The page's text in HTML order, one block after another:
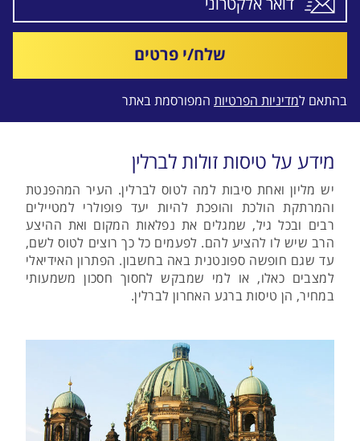
שלח/י פרטים
בהתאם למדיניות הפרטיות המפורסמת באתר
מידע על טיסות זולות לברלין
יש מליון ואחת סיבות למה לטוס לברלין. העיר המהפנטת
והמרתקת הולכת והופכת להיות יעד פופולרי למטיילים
רבים ובכל גיל, שמגלים את נפלאות המקום ואת ההיצע
הרב שיש לו להציע להם. לפעמים כל כך רוצים לטוס לשם,
עד שגם חופשה ספונטנית באה בחשבון. הפתרון האידיאלי
למצבים כאלו, או למי שמבקש לחסוך חסכון משמעותי
במחיר, הן טיסות ברגע האחרון לברלין.